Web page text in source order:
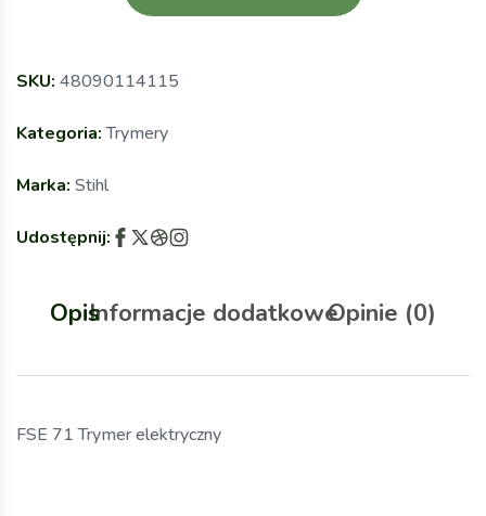
SKU: 48090114115
Kategoria:Trymery
Marka: Stihl
Udostępnij:
OpisInformacje dodatkoweOpinie (0)
FSE 71 Trymer elektryczny